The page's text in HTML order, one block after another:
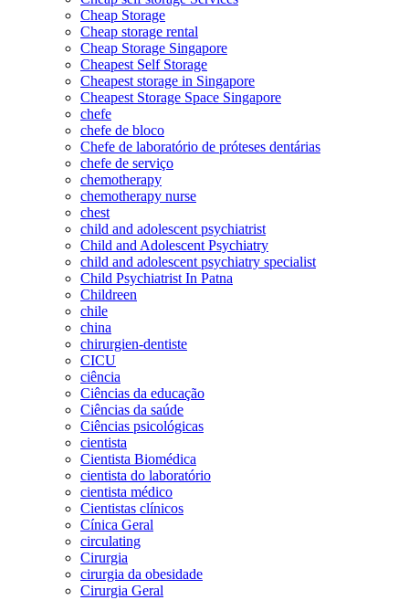
Cheap Storage
Cheap storage rental
Cheap Storage Singapore
Cheapest Self Storage
Cheapest storage in Singapore
Cheapest Storage Space Singapore
chefe
chefe de bloco
Chefe de laboratório de próteses dentárias
chefe de serviço
chemotherapy
chemotherapy nurse
chest
child and adolescent psychiatrist
Child and Adolescent Psychiatry
child and adolescent psychiatry specialist
Child Psychiatrist In Patna
Childreen
chile
china
chirurgien-dentiste
CICU
ciência
Ciências da educação
Ciências da saúde
Ciências psicológicas
cientista
Cientista Biomédica
cientista do laboratório
cientista médico
Cientistas clínicos
Cínica Geral
circulating
Cirurgia
cirurgia da obesidade
Cirurgia Geral